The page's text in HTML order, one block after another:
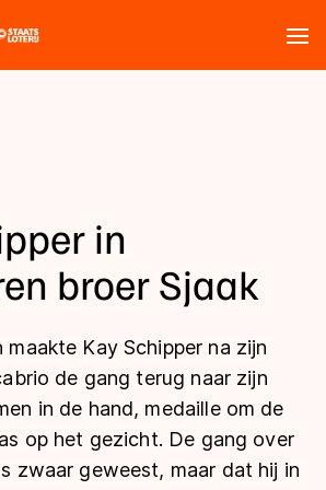
in
broer Sjaak
Kay Schipper na zijn
de gang terug naar zijn
in de hand, medaille om de
op het gezicht. De gang over
zwaar geweest, maar dat hij in